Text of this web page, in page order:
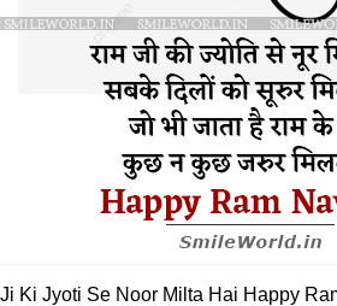
Ki Jyoti Se Noor Milta Hai Happy